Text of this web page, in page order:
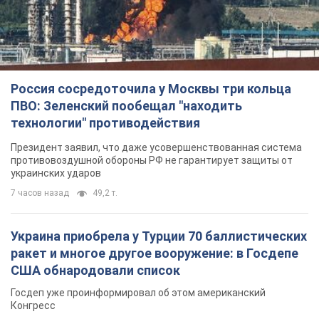
Россия сосредоточила у Москвы три кольца
ПВО: Зеленский пообещал "находить
технологии" противодействия
Президент заявил, что даже усовершенствованная система
противовоздушной обороны РФ не гарантирует защиты от
украинских ударов
7 часов назад 49,2 т.
Украина приобрела у Турции 70 баллистических
ракет и многое другое вооружение: в Госдепе
США обнародовали список
Госдеп уже проинформировал об этом американский
Конгресс